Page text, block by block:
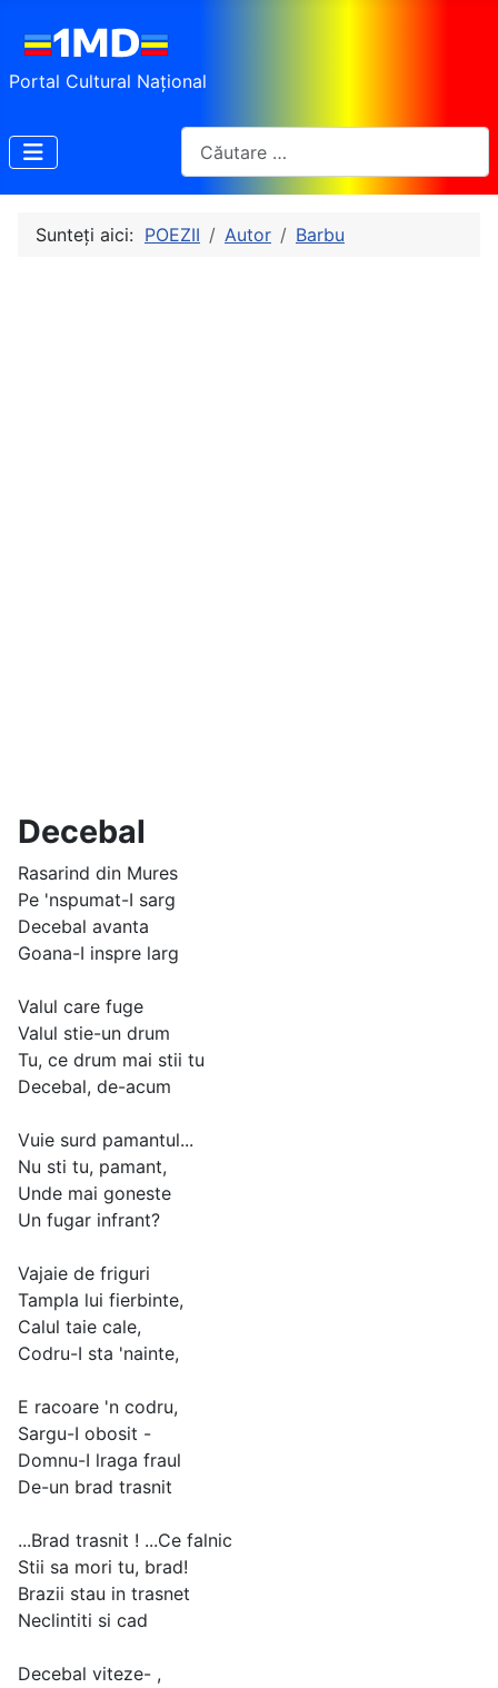
Portal Cultural Național
Sunteți aici: POEZII Autor Barbu
Decebal
Rasarind din Mures
Pe 'nspumat-I sarg
Decebal avanta
Goana-I inspre larg
Valul care fuge
Valul stie-un drum
Tu, ce drum mai stii tu
Decebal, de-acum
Vuie surd pamantul...
Nu sti tu, pamant,
Unde mai goneste
Un fugar infrant?
Vajaie de friguri
Tampla lui fierbinte,
Calul taie cale,
Codru-I sta 'nainte,
E racoare 'n codru,
Sargu-I obosit -
Domnu-I lraga fraul
De-un brad trasnit
...Brad trasnit ! ...Ce falnic
Stii sa mori tu, brad!
Brazii stau in trasnet
Neclintiti si cad
Decebal viteze- ,